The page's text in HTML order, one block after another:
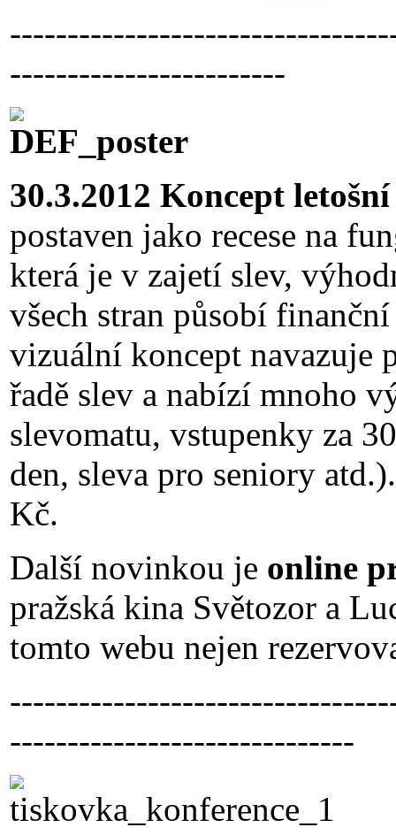
------------------------
30.3.2012 Koncept
postaven jako recese na
která je v zajetí slev,
všech stran působí
vizuální koncept navazuje
řadě slev a nabízí mnoho
slevomatu, vstupenky za
den, sleva pro seniory
Kč.
Další novinkou je online
pražská kina Světozor a
tomto webu nejen
------------------------------